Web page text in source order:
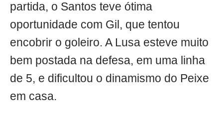
partida, o Santos teve ótima
oportunidade com Gil, que tentou
encobrir o goleiro. A Lusa esteve muito
bem postada na defesa, em uma linha
de 5, e dificultou o dinamismo do Peixe
em casa.